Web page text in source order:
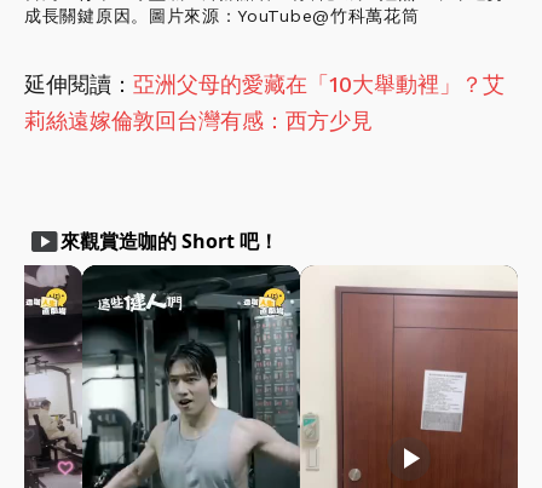
成長關鍵原因。圖片來源：YouTube@竹科萬花筒
延伸閱讀： 亞洲父母的愛藏在「10大舉動裡」？艾
莉絲遠嫁倫敦回台灣有感：西方少見
smart_display來觀賞造咖的 Short 吧！
play_arrow play_arrow